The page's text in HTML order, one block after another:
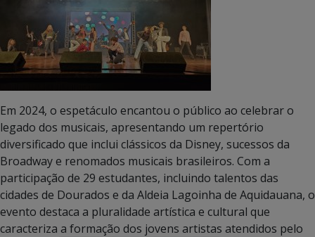
Em 2024, o espetáculo encantou o público ao celebrar o
legado dos musicais, apresentando um repertório
diversificado que inclui clássicos da Disney, sucessos da
Broadway e renomados musicais brasileiros. Com a
participação de 29 estudantes, incluindo talentos das
cidades de Dourados e da Aldeia Lagoinha de Aquidauana, o
evento destaca a pluralidade artística e cultural que
caracteriza a formação dos jovens artistas atendidos pelo